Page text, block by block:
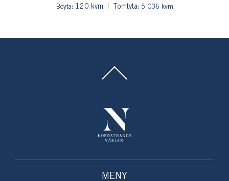
Boyta: 120 kvm Tomtyta: 5 036 kvm
MENY